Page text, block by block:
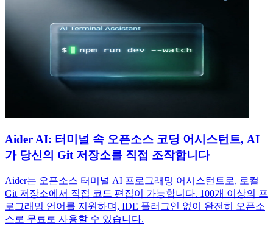
Aider AI: 터미널 속 오픈소스 코딩 어시스턴트, AI
가 당신의 Git 저장소를 직접 조작합니다
Aider는 오픈소스 터미널 AI 프로그래밍 어시스턴트로, 로컬
Git 저장소에서 직접 코드 편집이 가능합니다. 100개 이상의 프
로그래밍 언어를 지원하며, IDE 플러그인 없이 완전히 오픈소
스로 무료로 사용할 수 있습니다.